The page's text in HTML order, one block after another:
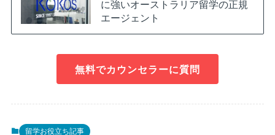
に強いオーストラリア留学の正規
エージェント
無料でカウンセラーに質問
留学お役立ち記事